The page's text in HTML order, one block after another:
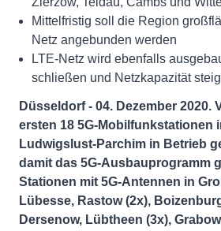
Mittelfristig soll die Region
Netz angebunden werden
LTE-Netz wird ebenfalls
schließen und Netzkapazität
Düsseldorf - 04. Dezember 2020.
ersten 18 5G-Mobilfunkstationen
Ludwigslust-Parchim in Betrieb
damit das 5G-Ausbauprogramm
Stationen mit 5G-Antennen in
Lübesse, Rastow (2x),
Dersenow, Lübtheen (3x),